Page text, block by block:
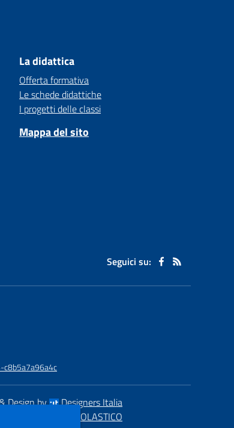
La didattica
Offerta formativa
Le schede didattiche
I progetti delle classi
Mappa del sito
Seguici su:
Design by
Designers Italia
SCUOLASTICO